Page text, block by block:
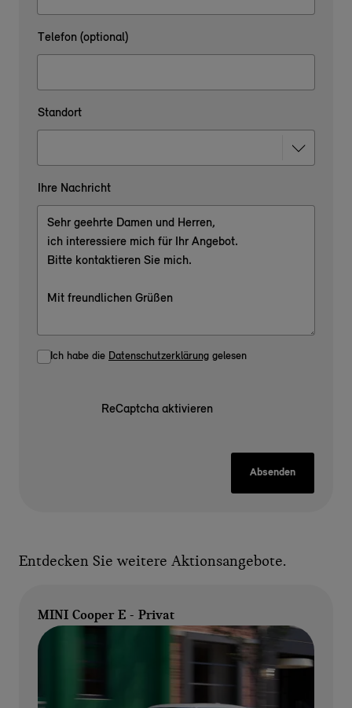
Telefon (optional)
Standort
Ihre Nachricht
Ich habe die Datenschutzerklärung gelesen
ReCaptcha aktivieren
Absenden
Entdecken Sie weitere Aktionsangebote.
MINI Cooper E - Privat